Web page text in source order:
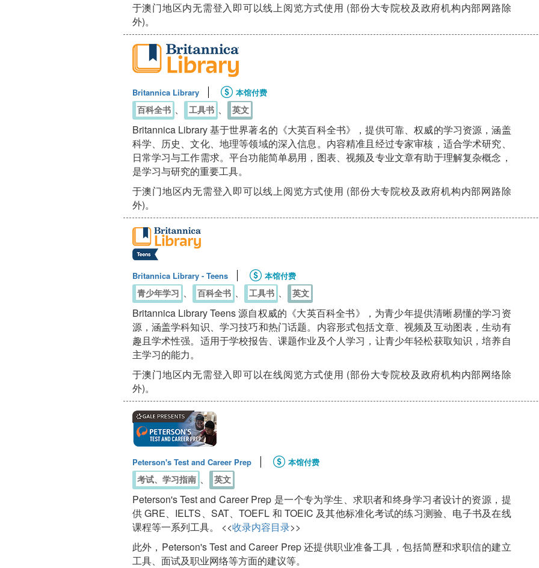
于澳门地区内无需登入即可以线上阅览方式使用 (部份大专院校及政府机构内部网路除
外)。
Britannica Library 本馆付费
百科全书 、 工具书 、 英文
Britannica Library 基于世界著名的《大英百科全书》，提供可靠、权威的学习资源，涵盖
科学、历史、文化、地理等领域的深入信息。内容精准且经过专家审核，适合学术研究、
日常学习与工作需求。平台功能简单易用，图表、视频及专业文章有助于理解复杂概念，
是学习与研究的重要工具。
于澳门地区内无需登入即可以线上阅览方式使用 (部份大专院校及政府机构内部网路除
外)。
Britannica Library - Teens 本馆付费
青少年学习 、 百科全书 、 工具书 、 英文
Britannica Library Teens 源自权威的《大英百科全书》，为青少年提供清晰易懂的学习资
源，涵盖学科知识、学习技巧和热门话题。内容形式包括文章、视频及互动图表，生动有
趣且学术性强。适用于学校报告、课题作业及个人学习，让青少年轻松获取知识，培养自
主学习的能力。
于澳门地区内无需登入即可以在线阅览方式使用 (部份大专院校及政府机构内部网络除
外)。
Peterson's Test and Career Prep 本馆付费
考试、学习指南 、 英文
Peterson's Test and Career Prep 是一个专为学生、求职者和终身学习者设计的资源，提
供 GRE、IELTS、SAT、TOEFL 和 TOEIC 及其他标准化考试的练习测验、电子书及在线
课程等一系列工具。 <<收录内容目录>>
此外，Peterson's Test and Career Prep 还提供职业准备工具，包括简歷和求职信的建立
工具、面试及职业网络等方面的建议等。